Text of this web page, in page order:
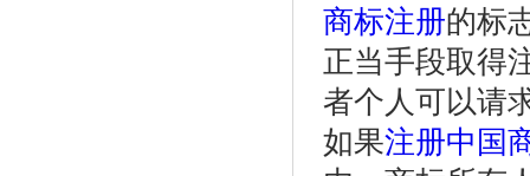
商标注册的标
正当手段取得
者个人可以请
如果注册中国